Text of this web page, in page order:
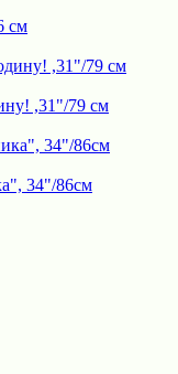
см
,31"/79 см
34"/86см